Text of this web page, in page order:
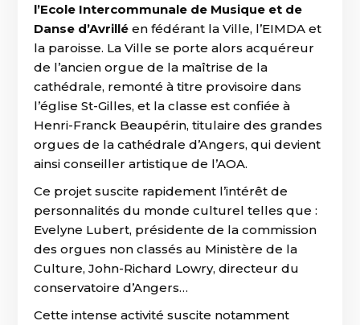
l’Ecole Intercommunale de Musique et de
Danse d’Avrillé en fédérant la Ville, l’EIMDA et
la paroisse. La Ville se porte alors acquéreur
de l’ancien orgue de la maîtrise de la
cathédrale, remonté à titre provisoire dans
l’église St-Gilles, et la classe est confiée à
Henri-Franck Beaupérin, titulaire des grandes
orgues de la cathédrale d’Angers, qui devient
ainsi conseiller artistique de l’AOA.
Ce projet suscite rapidement l’intérêt de
personnalités du monde culturel telles que :
Evelyne Lubert, présidente de la commission
des orgues non classés au Ministère de la
Culture, John-Richard Lowry, directeur du
conservatoire d’Angers…
Cette intense activité suscite notamment